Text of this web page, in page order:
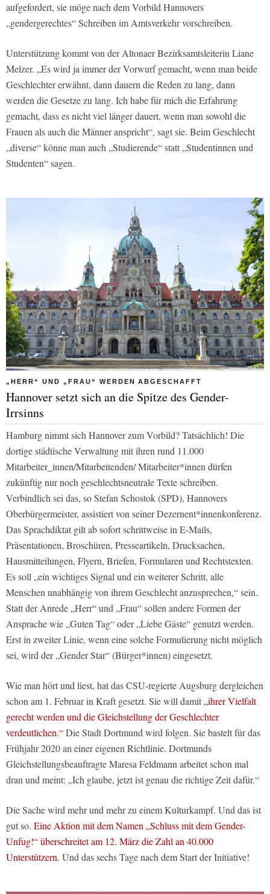
aufgefordert, sie möge nach dem Vorbild Hannovers
„gendergerechtes“ Schreiben im Amtsverkehr vorschreiben.
Unterstützung kommt von der Altonaer Bezirksamtsleiterin Liane
Melzer. „Es wird ja immer der Vorwurf gemacht, wenn man beide
Geschlechter erwähnt, dann dauern die Reden zu lang, dann
werden die Gesetze zu lang. Ich habe für mich die Erfahrung
gemacht, dass es nicht viel länger dauert, wenn man sowohl die
Frauen als auch die Männer anspricht“, sagt sie. Beim Geschlecht
„diverse“ könne man auch „Studierende“ statt „Studentinnen und
Studenten“ sagen.
„HERR“ UND „FRAU“ WERDEN ABGESCHAFFT
Hannover setzt sich an die Spitze des Gender-
Irrsinns
Hamburg nimmt sich Hannover zum Vorbild? Tatsächlich! Die
dortige städtische Verwaltung mit ihren rund 11.000
Mitarbeiter_innen/Mitarbeitenden/ Mitarbeiter*innen dürfen
zukünftig nur noch geschlechtsneutrale Texte schreiben.
Verbindlich sei das, so Stefan Schostok (SPD), Hannovers
Oberbürgermeister, assistiert von seiner Dezernent*innenkonferenz.
Das Sprachdiktat gilt ab sofort schrittweise in E-Mails,
Präsentationen, Broschüren, Presseartikeln, Drucksachen,
Hausmitteilungen, Flyern, Briefen, Formularen und Rechtstexten.
Es soll „ein wichtiges Signal und ein weiterer Schritt, alle
Menschen unabhängig von ihrem Geschlecht anzusprechen,“ sein.
Statt der Anrede „Herr“ und „Frau“ sollen andere Formen der
Ansprache wie „Guten Tag“ oder „Liebe Gäste“ genutzt werden.
Erst in zweiter Linie, wenn eine solche Formulierung nicht möglich
sei, wird der„Gender Star“(Bürger*innen) eingesetzt.
Wie man hört und liest, hat das CSU-regierte Augsburg dergleichen
schon am 1. Februar in Kraft gesetzt. Sie will damit„ihrer Vielfalt
gerecht werden und die Gleichstellung der Geschlechter
verdeutlichen.“Die Stadt Dortmund wird folgen. Sie bastelt für das
Frühjahr 2020 an einer eigenen Richtlinie. Dortmunds
Gleichstellungsbeauftragte Maresa Feldmann arbeitet schon mal
dran und meint: „Ich glaube, jetzt ist genau die richtige Zeit dafür.“
Die Sache wird mehr und mehr zu einem Kulturkampf. Und das ist
gut so. Eine Aktion mit dem Namen „Schluss mit dem Gender-
Unfug!“ überschreitet am 12. März die Zahl an 40.000
Unterstützern. Und das sechs Tage nach dem Start der Initiative!